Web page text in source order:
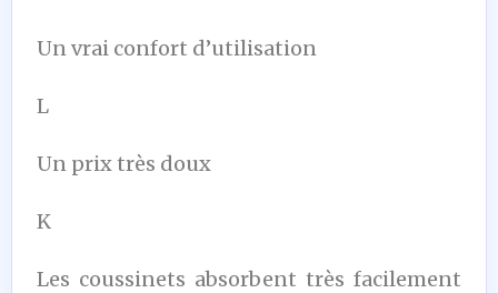
Un vrai confort d’utilisation
L
Un prix très doux
K
Les coussinets absorbent très facilement